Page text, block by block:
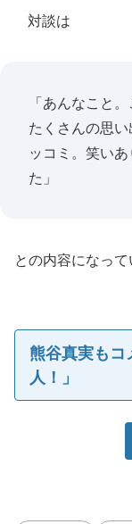
対談は
「あんなこと
たくさんの思
ッコミ。笑い
た」
との内容になって
熊谷真実もコ
人！」